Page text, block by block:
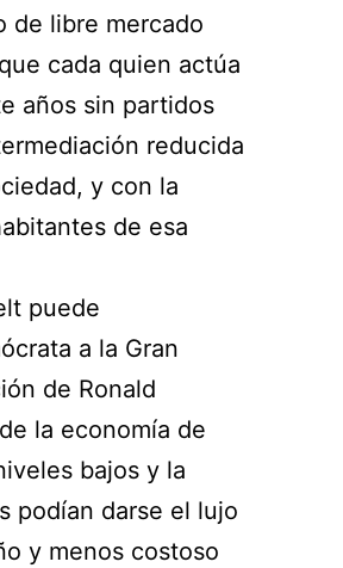
de libre mercado
cada quien actúa
años sin partidos
reducida
y con la
de esa
puede
a la Gran
de Ronald
la economía de
bajos y la
podían darse el lujo
y menos costoso